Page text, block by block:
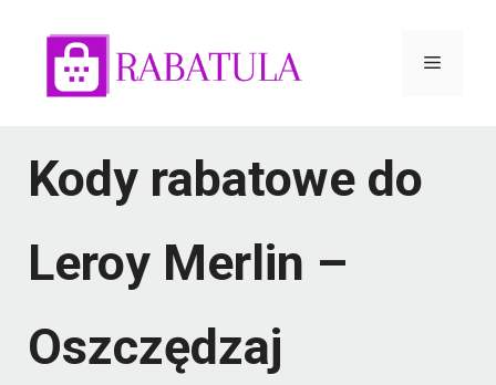
treści
Menu
Kody rabatowe do
Leroy Merlin –
Oszczędzaj